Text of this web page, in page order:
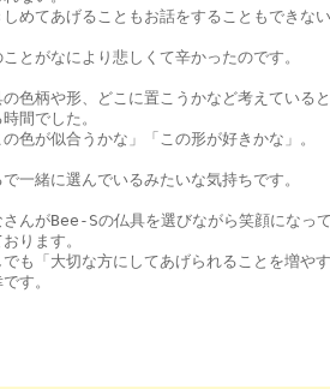
めてあげることもお話をすることもできない
ことがなにより悲しくて辛かったのです。
の色柄や形、どこに置こうかなど考えている
間でした。
の色が似合うかな」「この形が好きかな」。
で一緒に選んでいるみたいな気持ちです。
さんがBee-Sの仏具を選びながら笑顔になっ
ります。
でも「大切な方にしてあげられることを増や
す。